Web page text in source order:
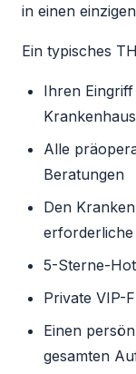
in einen
Ein typisches
Ihren
Krankenhaus
Alle
Beratungen
Den
5-Sterne-
Private VIP-
Einen
gesamten